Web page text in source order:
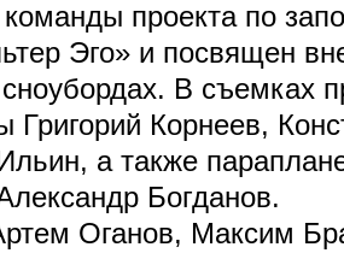
команды проекта по
Эго» и посвящен
В съемках
Григорий Корнеев,
а также
Богданов.
Оганов, Максим